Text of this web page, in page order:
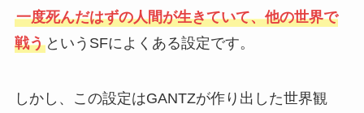
一度死んだはずの人間が生きていて、他の世界で
戦うというSFによくある設定です。
しかし、この設定はGANTZが作り出した世界観